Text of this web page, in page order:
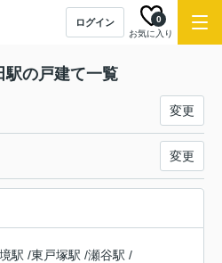
ログイン
お気に入り
0
駅の戸建て一覧
変更
変更
駅 /東戸塚駅 /瀬谷駅 /